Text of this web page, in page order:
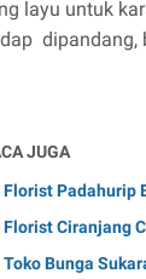
layu untuk
JUGA
Florist Padahurip
Florist Ciranjang
Toko Bunga